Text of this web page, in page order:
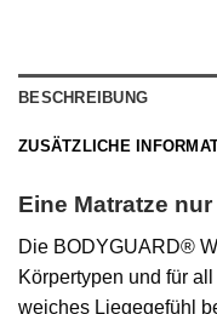
BESCHREIBUNG
ZUSÄTZLICHE
Eine Matratze
Die BODYGUARD®
Körpertypen und für
weiches Liegegefühl